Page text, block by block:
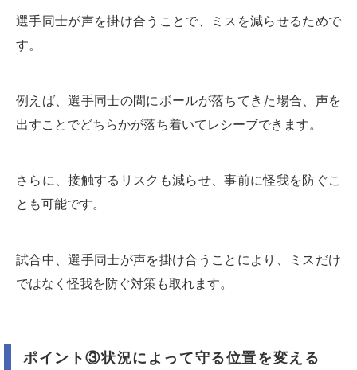
選手同士が声を掛け合うことで、ミスを減らせるためで
す。
例えば、選手同士の間にボールが落ちてきた場合、声を
出すことでどちらかが落ち着いてレシーブできます。
さらに、接触するリスクも減らせ、事前に怪我を防ぐこ
とも可能です。
試合中、選手同士が声を掛け合うことにより、ミスだけ
ではなく怪我を防ぐ対策も取れます。
ポイント③状況によって守る位置を変える